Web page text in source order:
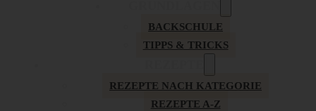
BACKSCHULE
TIPPS & TRICKS
REZEPTE NACH KATEGORIE
REZEPTE A-Z